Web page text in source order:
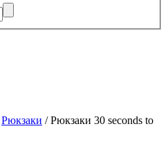
Рюкзаки /Рюкзаки 30 seconds to